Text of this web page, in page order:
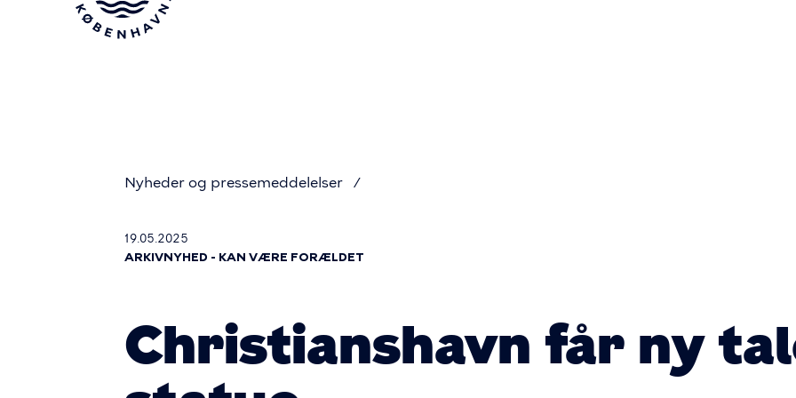
Nyheder og pressemeddelelser
19.05.2025
ARKIVNYHED - KAN VÆRE FORÆLDET
Christianshavn får ny